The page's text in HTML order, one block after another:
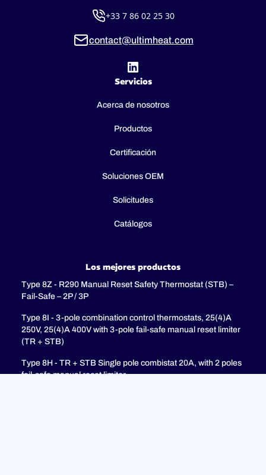
+33 7 86 02 25 30
contact@ultimheat.com
Servicios
Acerca de nosotros
Productos
Certificación
Soluciones OEM
Solicitudes
Catálogos
Los mejores productos
Type 8Z - R290 Manual Reset Safety Thermostat (STB) –
Fail-Safe – 2P / 3P
Type 8I - 3-pole combination control thermostats, 25(4)A
250V, 25(4)A 400V with 3-pole fail-safe manual reset limiter
(TR + STB)
Type 8H - TR + STB Single pole combistat 20A, with 2 poles
fail-safe manual reset limiter